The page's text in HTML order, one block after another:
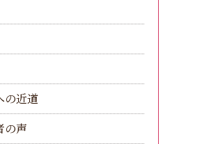
の近道
の声